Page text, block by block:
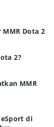
Dota 2
2?
MMR
di